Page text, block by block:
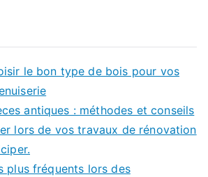
le bon type de bois pour vos
antiques : méthodes et conseils
lors de vos travaux de rénovation
plus fréquents lors des